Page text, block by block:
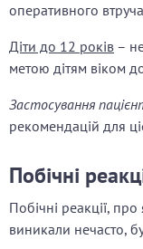
оперативного
Діти до 12 років –
метою дітям віком
Застосування
рекомендацій для
Побічні
Побічні реакції,
виникали нечасто,